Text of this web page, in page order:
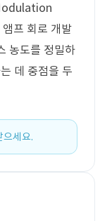
프 회로 개발
농도를 정밀하
데 중점을 두
으세요.